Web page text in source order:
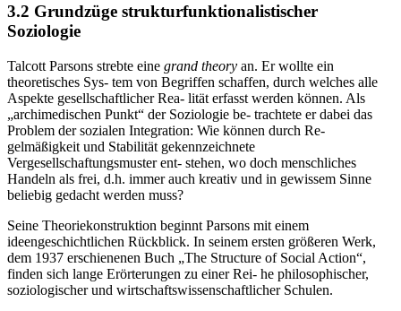
3.2 Grundzüge strukturfunktionalistischer
Soziologie
Talcott Parsons strebte eine grand theory an. Er wollte ein
theoretisches Sys- tem von Begriffen schaffen, durch welches alle
Aspekte gesellschaftlicher Rea- lität erfasst werden können. Als
„archimedischen Punkt“ der Soziologie be- trachtete er dabei das
Problem der sozialen Integration: Wie können durch Re-
gelmäßigkeit und Stabilität gekennzeichnete
Vergesellschaftungsmuster ent- stehen, wo doch menschliches
Handeln als frei, d.h. immer auch kreativ und in gewissem Sinne
beliebig gedacht werden muss?
Seine Theoriekonstruktion beginnt Parsons mit einem
ideengeschichtlichen Rückblick. In seinem ersten größeren Werk,
dem 1937 erschienenen Buch „The Structure of Social Action“,
finden sich lange Erörterungen zu einer Rei- he philosophischer,
soziologischer und wirtschaftswissenschaftlicher Schulen.